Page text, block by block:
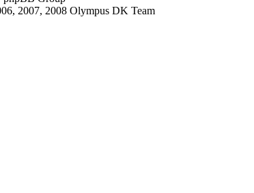
2007, 2008 Olympus DK Team